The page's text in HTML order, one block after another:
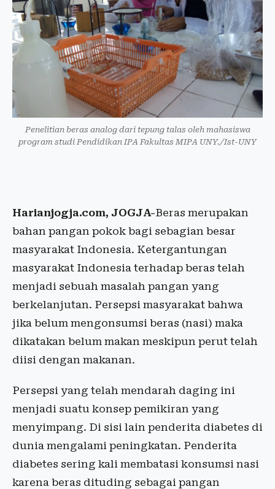
Penelitian beras analog dari tepung talas oleh mahasiswa
program studi Pendidikan IPA Fakultas MIPA UNY./Ist-UNY
Harianjogja.com, JOGJA-Beras merupakan
bahan pangan pokok bagi sebagian besar
masyarakat Indonesia. Ketergantungan
masyarakat Indonesia terhadap beras telah
menjadi sebuah masalah pangan yang
berkelanjutan. Persepsi masyarakat bahwa
jika belum mengonsumsi beras (nasi) maka
dikatakan belum makan meskipun perut telah
diisi dengan makanan.
Persepsi yang telah mendarah daging ini
menjadi suatu konsep pemikiran yang
menyimpang. Di sisi lain penderita diabetes di
dunia mengalami peningkatan. Penderita
diabetes sering kali membatasi konsumsi nasi
karena beras dituding sebagai pangan